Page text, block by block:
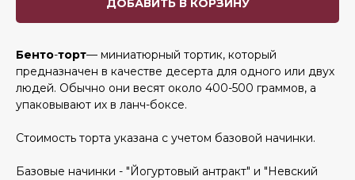
ДОБАВИТЬ В КОРЗИНУ
Бенто-торт— миниатюрный тортик, который
предназначен в качестве десерта для одного или двух
людей. Обычно они весят около 400-500 граммов, а
упаковывают их в ланч-боксе.
Стоимость торта указана с учетом базовой начинки.
Базовые начинки - "Йогуртовый антракт" и "Невский